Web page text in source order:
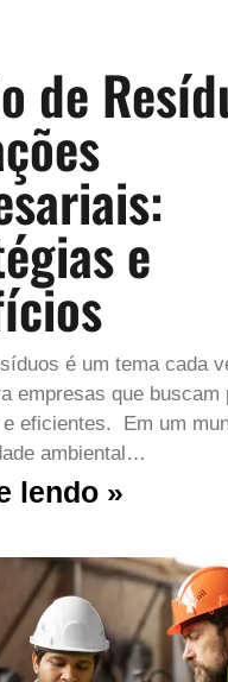
de
e
é um tema cada
empresas que buscam
eficientes. Em um
ambiental…
lendo »